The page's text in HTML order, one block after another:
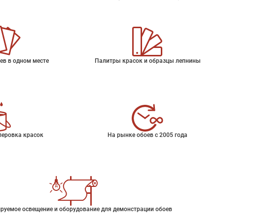
в одном месте Палитры красок и образцы лепнины
красок На рынке обоев с 2005 года
освещение и оборудование для демонстрации обоев